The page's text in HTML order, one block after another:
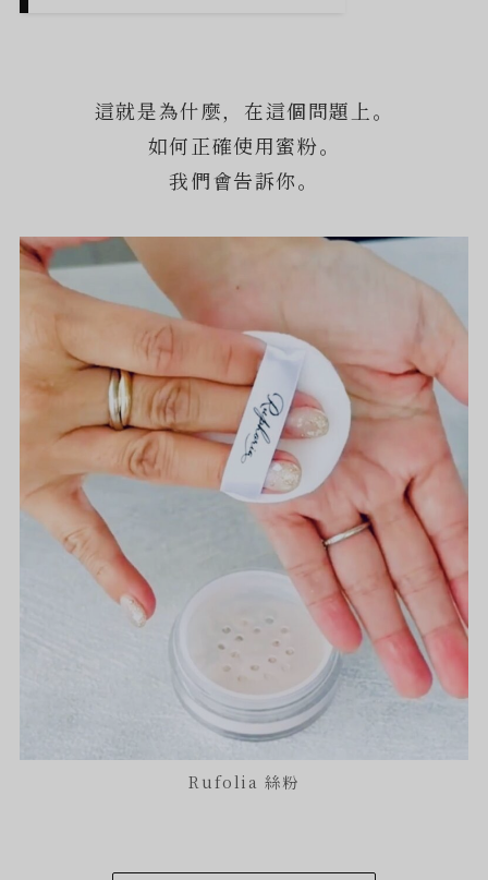
這就是為什麼，在這個問題上。
如何正確使用蜜粉。
我們會告訴你。
Rufolia 絲粉